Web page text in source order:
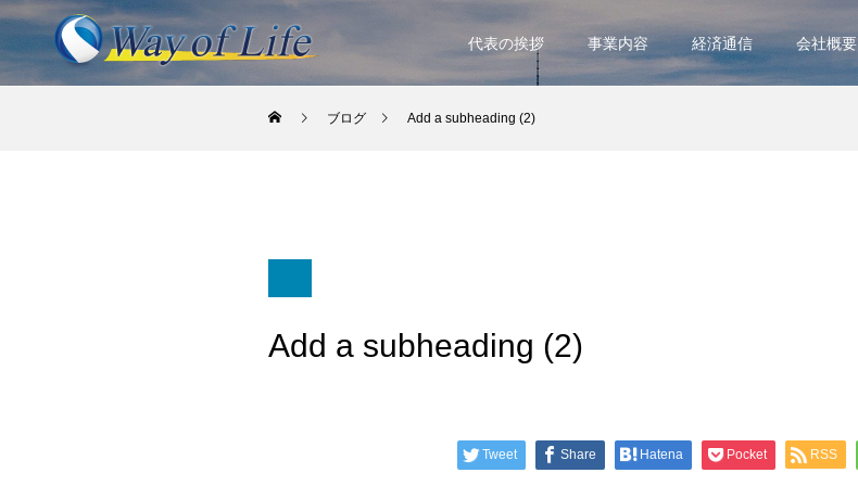
代表の挨拶 事業内容 経済通信 会社概要
ブログ Add a subheading (2)
Add a subheading (2)
Tweet Share Hatena Pocket RSS